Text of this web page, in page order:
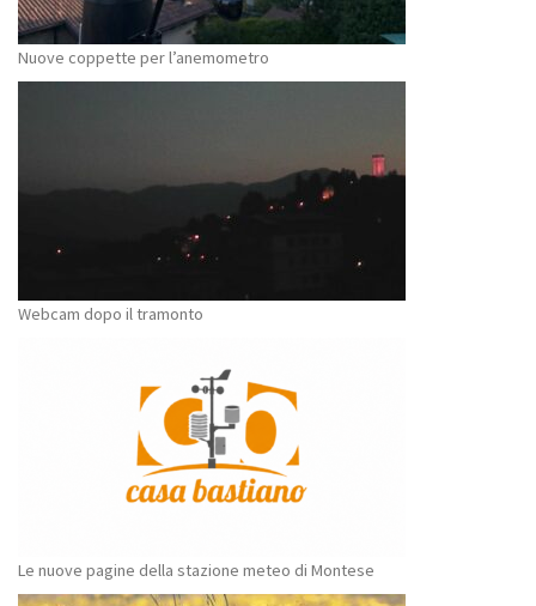
Nuove coppette per l’anemometro
Webcam dopo il tramonto
Le nuove pagine della stazione meteo di Montese